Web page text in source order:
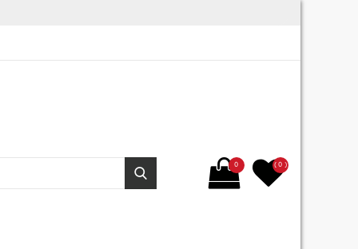
Buscar por:
Buscar
0 ( 0 )